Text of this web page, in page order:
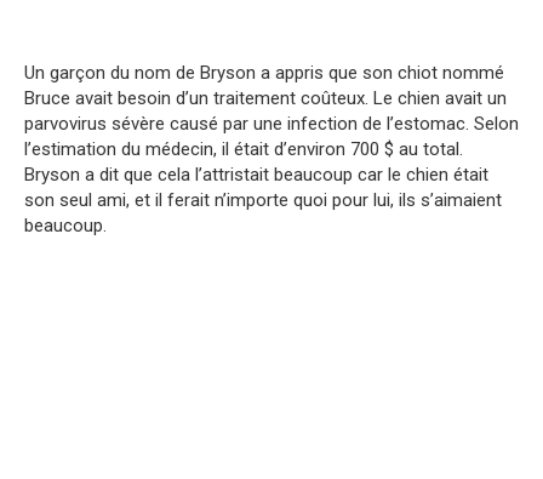
Un garçon du nom de Bryson a appris que son chiot nommé
Bruce avait besoin d’un traitement coûteux. Le chien avait un
parvovirus sévère causé par une infection de l’estomac. Selon
l’estimation du médecin, il était d’environ 700 $ au total.
Bryson a dit que cela l’attristait beaucoup car le chien était
son seul ami, et il ferait n’importe quoi pour lui, ils s’aimaient
beaucoup.